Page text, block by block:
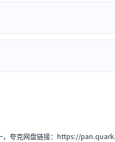
，夸克网盘链接：https://